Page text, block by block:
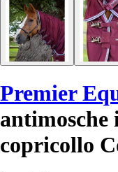
Premier
antimosche
copricollo